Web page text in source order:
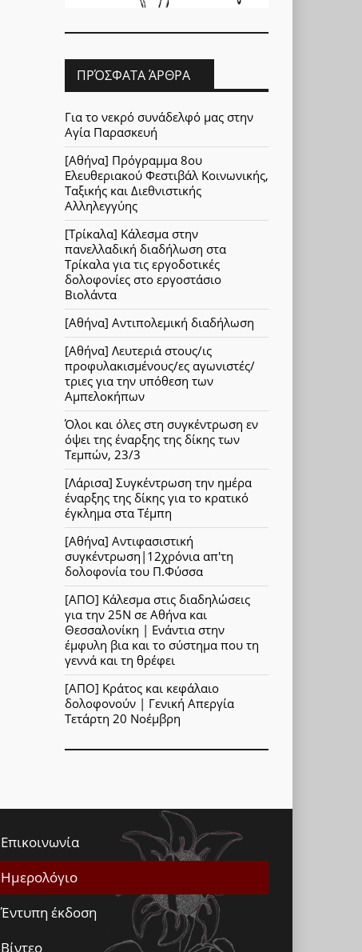
ΠΡΌΣΦΑΤΑ ΆΡΘΡΑ
Για το νεκρό συνάδελφό μας στην
Αγία Παρασκευή
[Αθήνα] Πρόγραμμα 8ου
Ελευθεριακού Φεστιβάλ Κοινωνικής,
Ταξικής και Διεθνιστικής
Αλληλεγγύης
[Τρίκαλα] Κάλεσμα στην
πανελλαδική διαδήλωση στα
Τρίκαλα για τις εργοδοτικές
δολοφονίες στο εργοστάσιο
Βιολάντα
[Αθήνα] Αντιπολεμική διαδήλωση
[Αθήνα] Λευτεριά στους/ις
προφυλακισμένους/ες αγωνιστές/
τριες για την υπόθεση των
Αμπελοκήπων
Όλοι και όλες στη συγκέντρωση εν
όψει της έναρξης της δίκης των
Τεμπών, 23/3
[Λάρισα] Συγκέντρωση την ημέρα
έναρξης της δίκης για το κρατικό
έγκλημα στα Τέμπη
[Αθήνα] Αντιφασιστική
συγκέντρωση|12χρόνια απ'τη
δολοφονία του Π.Φύσσα
[ΑΠΟ] Κάλεσμα στις διαδηλώσεις
για την 25Ν σε Αθήνα και
Θεσσαλονίκη | Ενάντια στην
έμφυλη βια και το σύστημα που τη
γεννά και τη θρέφει
[ΑΠΟ] Κράτος και κεφάλαιο
δολοφονούν | Γενική Απεργία
Τετάρτη 20 Νοέμβρη
Επικοινωνία
Ημερολόγιο
Έντυπη έκδοση
Βίντεο